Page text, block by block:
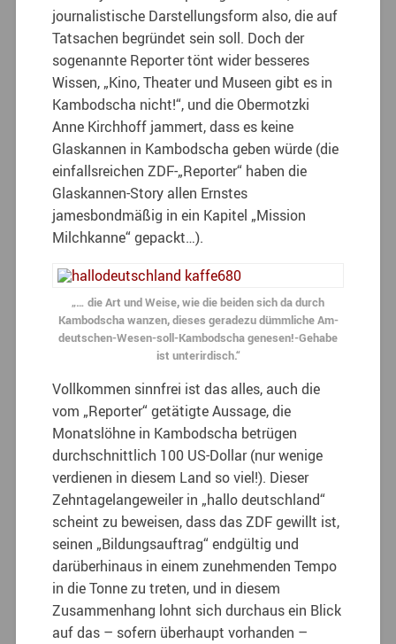
journalistische Darstellungsform also, die auf
Tatsachen begründet sein soll. Doch der
sogenannte Reporter tönt wider besseres
Wissen, „Kino, Theater und Museen gibt es in
Kambodscha nicht!“, und die Obermotzki
Anne Kirchhoff jammert, dass es keine
Glaskannen in Kambodscha geben würde (die
einfallsreichen ZDF-„Reporter“ haben die
Glaskannen-Story allen Ernstes
jamesbondmäßig in ein Kapitel „Mission
Milchkanne“ gepackt…).
„… die Art und Weise, wie die beiden sich da durch
Kambodscha wanzen, dieses geradezu dümmliche Am-
deutschen-Wesen-soll-Kambodscha genesen!-Gehabe
ist unterirdisch.“
Vollkommen sinnfrei ist das alles, auch die
vom „Reporter“ getätigte Aussage, die
Monatslöhne in Kambodscha betrügen
durchschnittlich 100 US-Dollar (nur wenige
verdienen in diesem Land so viel!). Dieser
Zehntagelangeweiler in „hallo deutschland“
scheint zu beweisen, dass das ZDF gewillt ist,
seinen „Bildungsauftrag“ endgültig und
darüberhinaus in einem zunehmenden Tempo
in die Tonne zu treten, und in diesem
Zusammenhang lohnt sich durchaus ein Blick
auf das – sofern überhaupt vorhanden –